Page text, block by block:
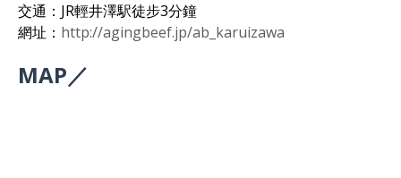
交通：JR輕井澤駅徒步3分鐘
網址： http://agingbeef.jp/ab_karuizawa
MAP／